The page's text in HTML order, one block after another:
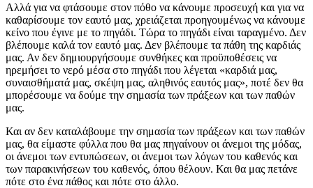
Αλλά για να φτάσουμε στον πόθο να κάνουμε προσευχή και για να
καθαρίσουμε τον εαυτό μας, χρειάζεται προηγουμένως να κάνουμε
κείνο που έγινε με το πηγάδι. Τώρα το πηγάδι είναι ταραγμένο. Δεν
βλέπουμε καλά τον εαυτό μας. Δεν βλέπουμε τα πάθη της καρδιάς
μας. Αν δεν δημιουργήσουμε συνθήκες και προϋποθέσεις να
ηρεμήσει το νερό μέσα στο πηγάδι που λέγεται «καρδιά μας,
συναισθήματά μας, σκέψη μας, αληθινός εαυτός μας», ποτέ δεν θα
μπορέσουμε να δούμε την σημασία των πράξεων και των παθών
μας.
Και αν δεν καταλάβουμε την σημασία των πράξεων και των παθών
μας, θα είμαστε φύλλα που θα μας πηγαίνουν οι άνεμοι της μόδας,
οι άνεμοι των εντυπώσεων, οι άνεμοι των λόγων του καθενός και
των παρακινήσεων του καθενός, όπου θέλουν. Και θα μας πετάνε
πότε στο ένα πάθος και πότε στο άλλο.